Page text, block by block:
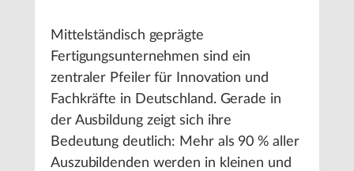
Mittelständisch geprägte
Fertigungsunternehmen sind ein
zentraler Pfeiler für Innovation und
Fachkräfte in Deutschland. Gerade in
der Ausbildung zeigt sich ihre
Bedeutung deutlich: Mehr als 90 % aller
Auszubildenden werden in kleinen und